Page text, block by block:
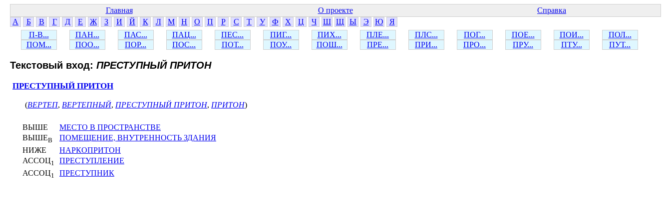
Главная О проекте
Справка
А
Б В Г Д Е Ж З И Й К Л М Н О П Р С Т У Ф Х Ц Ч Ш Щ Ы Э Ю
Я
П-В...
ПАН... ПАС... ПАЦ... ПЕС... ПИГ... ПИХ... ПЛЕ... ПЛС... ПОГ... ПОЕ... ПОИ...
ПОЛ...
ПОМ...
ПОО... ПОР... ПОС... ПОТ... ПОУ... ПОШ... ПРЕ... ПРИ... ПРО... ПРУ... ПТУ... ПУТ...
Текстовый вход: ПРЕСТУПНЫЙ ПРИТОН
ПРЕСТУПНЫЙ ПРИТОН
(ВЕРТЕП, ВЕРТЕПНЫЙ, ПРЕСТУПНЫЙ ПРИТОН, ПРИТОН)
ВЫШЕ
МЕСТО В ПРОСТРАНСТВЕ
ВЫШЕВ
ПОМЕЩЕНИЕ, ВНУТРЕННОСТЬ ЗДАНИЯ
НИЖЕ
НАРКОПРИТОН
АССОЦ1
ПРЕСТУПЛЕНИЕ
АССОЦ1 ПРЕСТУПНИК